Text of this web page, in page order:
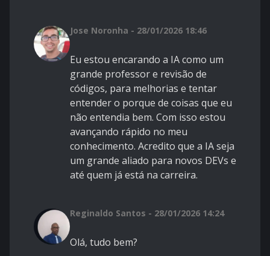
Jose Noronha - 28/01/2026 18:46
Eu estou encarando a IA como um
grande professor e revisão de
códigos, para melhorias e tentar
entender o porque de coisas que eu
não entendia bem. Com isso estou
avançando rápido no meu
conhecimento. Acredito que a IA seja
um grande aliado para novos DEVs e
até quem já está na carreira.
Reginaldo Santos - 28/01/2026 14:24
Olá, tudo bem?